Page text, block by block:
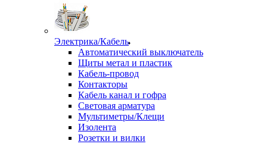
Электрика/Кабель
Автоматический выключатель
Щиты метал и пластик
Кабель-провод
Контакторы
Кабель канал и гофра
Световая арматура
Мультиметры/Клещи
Изолента
Розетки и вилки